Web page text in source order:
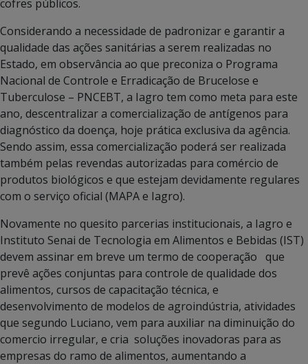
cofres públicos.
Considerando a necessidade de padronizar e garantir a
qualidade das ações sanitárias a serem realizadas no
Estado, em observância ao que preconiza o Programa
Nacional de Controle e Erradicação de Brucelose e
Tuberculose – PNCEBT, a Iagro tem como meta para este
ano, descentralizar a comercialização de antígenos para
diagnóstico da doença, hoje prática exclusiva da agência.
Sendo assim, essa comercialização poderá ser realizada
também pelas revendas autorizadas para comércio de
produtos biológicos e que estejam devidamente regulares
com o serviço oficial (MAPA e Iagro).
Novamente no quesito parcerias institucionais, a Iagro e
Instituto Senai de Tecnologia em Alimentos e Bebidas (IST)
devem assinar em breve um termo de cooperação que
prevê ações conjuntas para controle de qualidade dos
alimentos, cursos de capacitação técnica, e
desenvolvimento de modelos de agroindústria, atividades
que segundo Luciano, vem para auxiliar na diminuição do
comercio irregular, e cria soluções inovadoras para as
empresas do ramo de alimentos, aumentando a